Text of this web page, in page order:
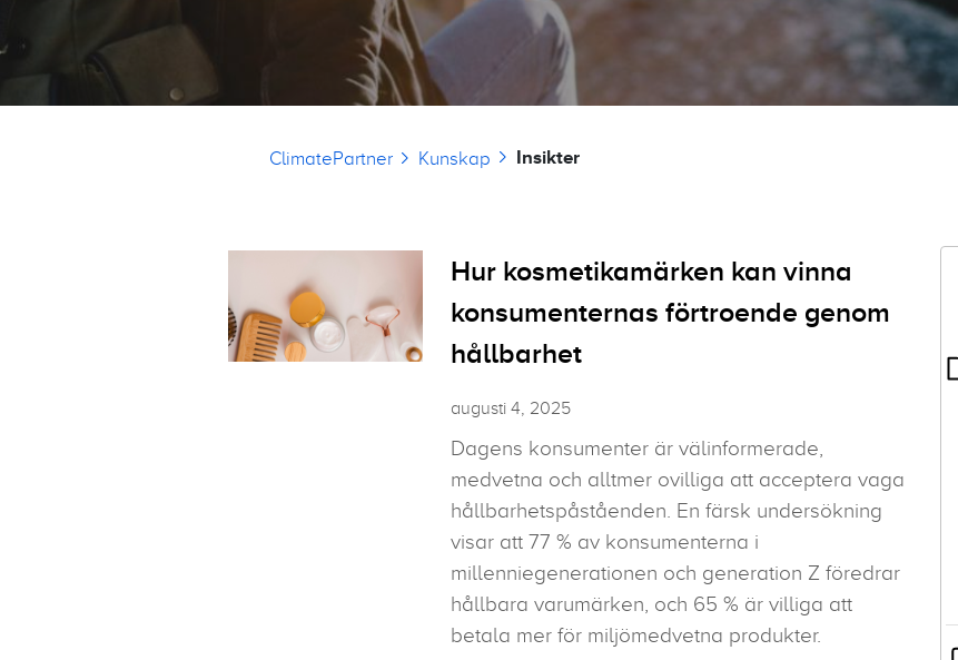
Länkstig
ClimatePartner Kunskap Insikter
Hur kosmetikamärken kan vinna
konsumenternas förtroende genom
hållbarhet
augusti 4, 2025
Dagens konsumenter är välinformerade,
medvetna och alltmer ovilliga att acceptera vaga
hållbarhetspåståenden. En färsk undersökning
visar att 77 % av konsumenterna i
millenniegenerationen och generation Z föredrar
hållbara varumärken, och 65 % är villiga att
betala mer för miljömedvetna produkter.